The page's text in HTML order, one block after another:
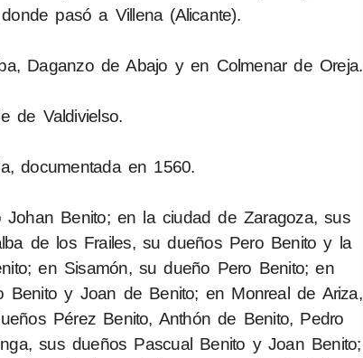
pasó a Villena (Alicante).
Daganzo de Abajo y en Colmenar de Oreja.
de Valdivielso.
documentada en 1560.
Benito; en la ciudad de Zaragoza, sus
de los Frailes, su dueños Pero Benito y la
en Sisamón, su dueño Pero Benito; en
Benito y Joan de Benito; en Monreal de Ariza,
Pérez Benito, Anthón de Benito, Pedro
sus dueños Pascual Benito y Joan Benito;